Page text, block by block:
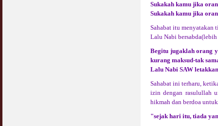
Sukakah kamu jika
Sukakah kamu jika
Sahabat itu menyatakan
Lalu Nabi
Begitu jugaklah orang
kurang maksud-tak
Lalu Nabi SAW
Sahabat ini terharu,
izin dengan rasulullah
hikmah dan berdoa
"sejak hari itu, tiada